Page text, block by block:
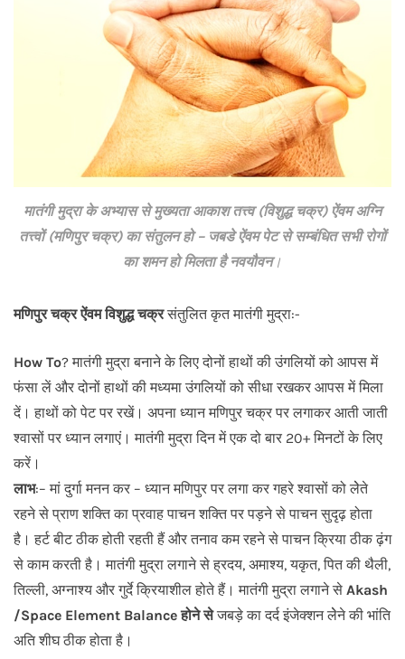
मातंगी मुद्रा के अभ्यास से मुख्यता आकाश तत्त्व (विशुद्ध चक्र) ऐंवम अग्नि
तत्त्वों (मणिपुर चक्र) का संतुलन हो – जबडे ऐंवम पेट से सम्बंधित सभी रोगों
का शमनहो मिलता है नवयौवन।
मणिपुर चक्र ऐंवम विशुद्ध चक्रसंतुलित कृत मातंगी मुद्रा:-
How To? मातंगी मुद्रा बनाने के लिए दोनों हाथों की उंगलियों को आपस में
फंसा लें और दोनों हाथों की मध्यमा उंगलियों को सीधा रखकर आपस में मिला
दें। हाथों को पेट पर रखें। अपना ध्यान मणिपुर चक्र पर लगाकर आती जाती
श्वासों पर ध्यान लगाएं। मातंगी मुद्रा दिन में एक दो बार 20+ मिनटों के लिए
करें।
लाभ:– मां दुर्गा मनन कर – ध्यान मणिपुर पर लगा कर गहरे श्वासों को लेेते
रहने से प्राण शक्ति का प्रवाह पाचन शक्ति पर पड़ने से पाचन सुदृढ़ होता
है। हर्ट बीट ठीक होती रहती हैं और तनाव कम रहने से पाचन क्रिया ठीक ढ़ंग
से काम करती है। मातंगी मुद्रा लगाने से ह्रदय, अमाश्य, यकृत, पित की थैली,
तिल्ली, अग्नाश्य और गुर्दे क्रियाशील होते हैं। मातंगी मुद्रा लगाने से Akash
/Space Element Balance होने सेजबड़े का दर्द इंजेक्शन लेेने की भांति
अति शीघ ठीक होता है।